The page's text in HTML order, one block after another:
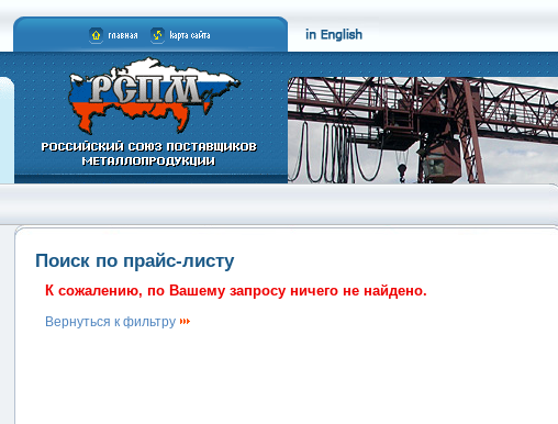
Поиск по прайс-листу
К сожалению, по Вашему запросу ничего не найдено.
Вернуться к фильтру